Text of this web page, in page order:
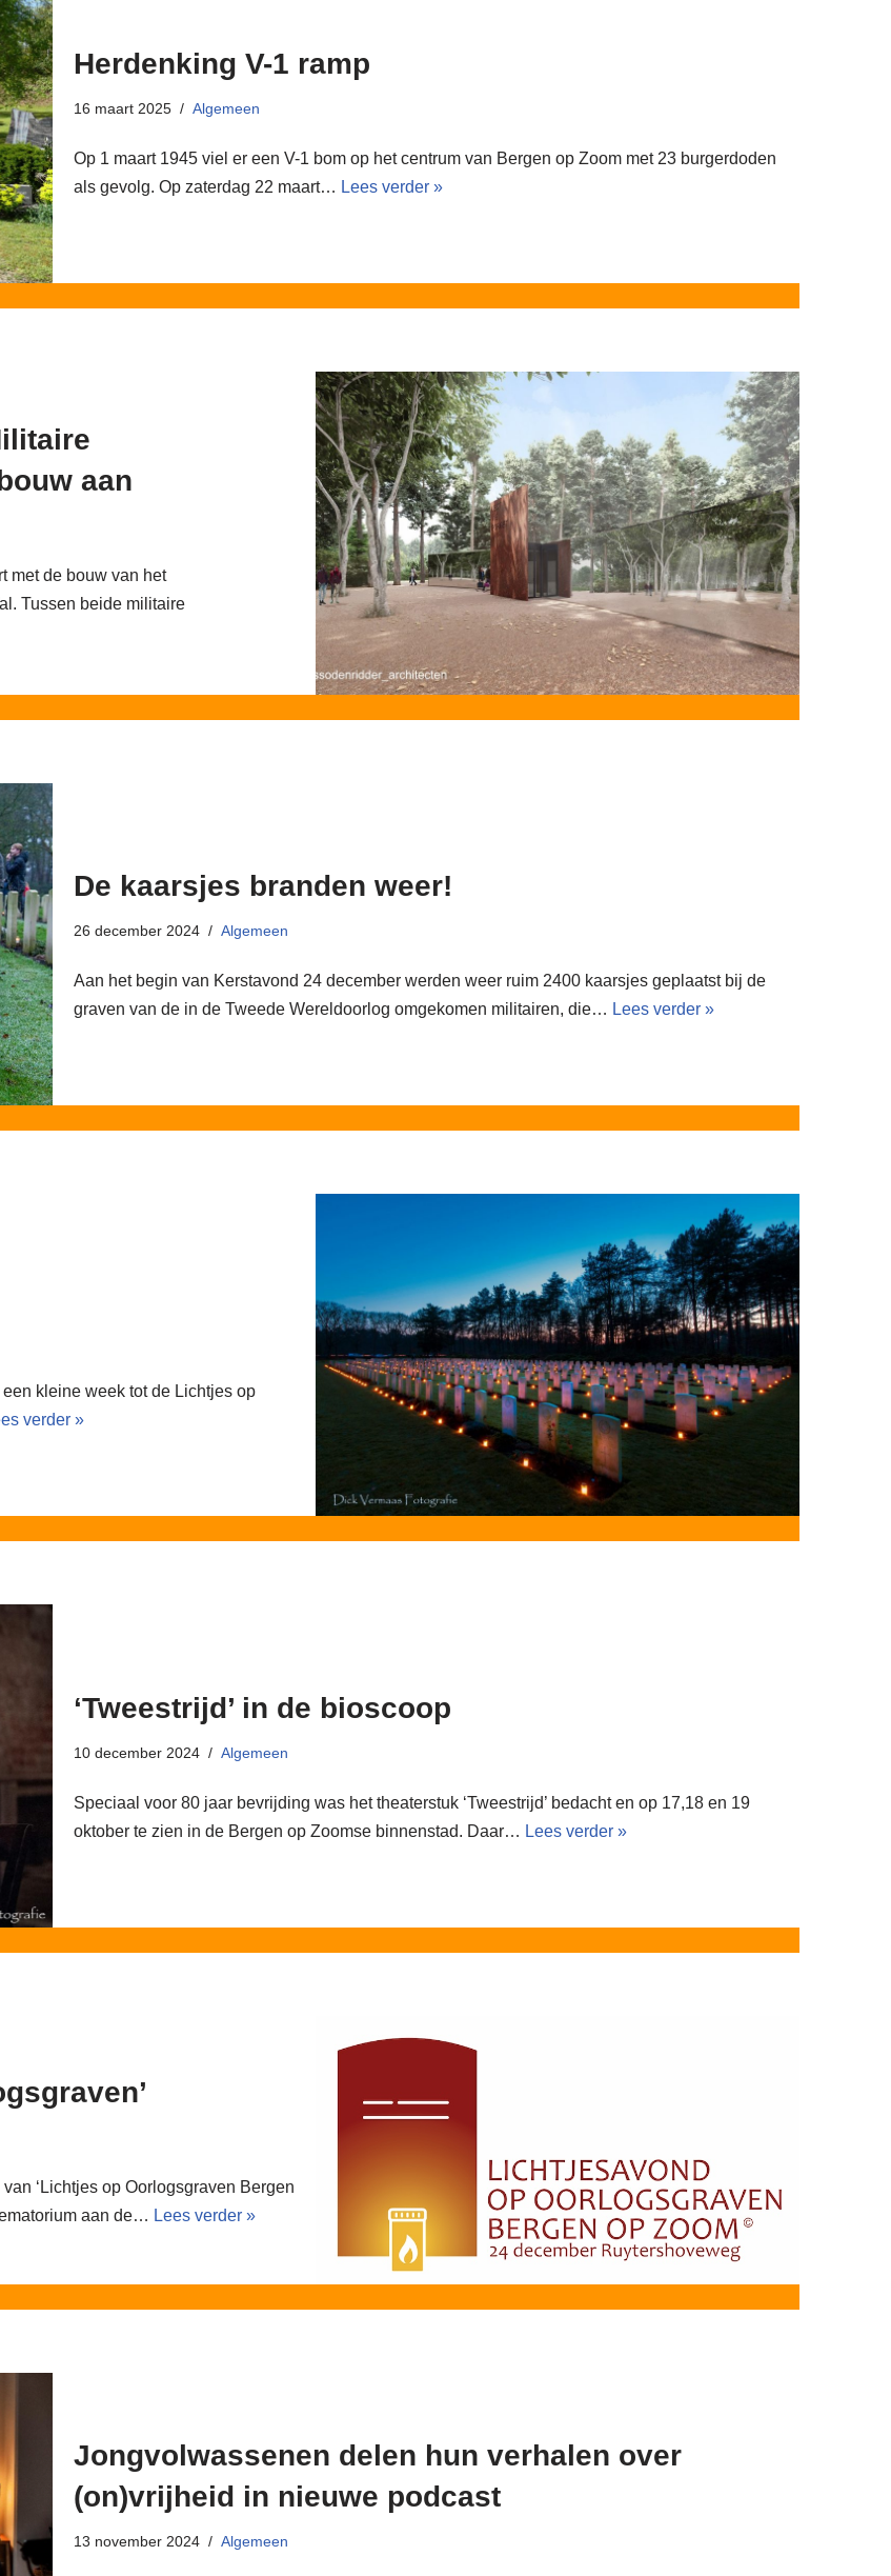
Herdenking V-1 ramp
16 maart 2025 Algemeen
Op 1 maart 1945 viel er een V-1 bom op het centrum van Bergen op Zoom met 23 burgerdoden
als gevolg. Op zaterdag 22 maart… Lees verder »
aan
met de bouw van het
Tussen beide militaire
De kaarsjes branden weer!
26 december 2024 Algemeen
Aan het begin van Kerstavond 24 december werden weer ruim 2400 kaarsjes geplaatst bij de
graven van de in de Tweede Wereldoorlog omgekomen militairen, die… Lees verder »
kleine week tot de Lichtjes op
verder »
‘Tweestrijd’ in de bioscoop
10 december 2024 Algemeen
Speciaal voor 80 jaar bevrijding was het theaterstuk ‘Tweestrijd’ bedacht en op 17,18 en 19
oktober te zien in de Bergen op Zoomse binnenstad. Daar… Lees verder »
‘Lichtjes op Oorlogsgraven Bergen
aan de… Lees verder »
Jongvolwassenen delen hun verhalen over
(on)vrijheid in nieuwe podcast
13 november 2024 Algemeen